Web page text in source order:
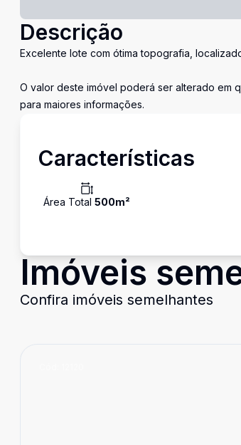
Descrição
Excelente lote com ótima topografia,
O valor deste imóvel poderá ser alterado em
para maiores informações.
Características
Área Total 500m²
Imóveis
Confira imóveis semelhantes